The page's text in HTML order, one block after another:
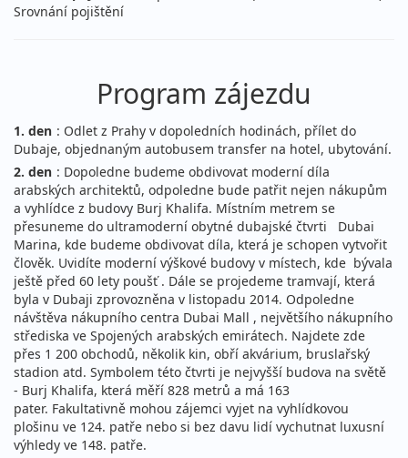
Srovnání pojištění
Program zájezdu
1. den : Odlet z Prahy v dopoledních hodinách, přílet do
Dubaje, objednaným autobusem transfer na hotel, ubytování.
2. den : Dopoledne budeme obdivovat moderní díla
arabských architektů, odpoledne bude patřit nejen nákupům
a vyhlídce z budovy Burj Khalifa. Místním metrem se
přesuneme do ultramoderní obytné dubajské čtvrti Dubai
Marina, kde budeme obdivovat díla, která je schopen vytvořit
člověk. Uvidíte moderní výškové budovy v místech, kde bývala
ještě před 60 lety poušť . Dále se projedeme tramvají, která
byla v Dubaji zprovozněna v listopadu 2014. Odpoledne
návštěva nákupního centra Dubai Mall , největšího nákupního
střediska ve Spojených arabských emirátech. Najdete zde
přes 1 200 obchodů, několik kin, obří akvárium, bruslařský
stadion atd. Symbolem této čtvrti je nejvyšší budova na světě
- Burj Khalifa, která měří 828 metrů a má 163
pater. Fakultativně mohou zájemci vyjet na vyhlídkovou
plošinu ve 124. patře nebo si bez davu lidí vychutnat luxusní
výhledy ve 148. patře.